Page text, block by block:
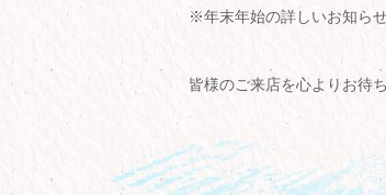
※年末年始の詳しいお知ら
皆様のご来店を心よりお待